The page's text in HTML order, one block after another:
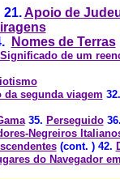
Apoio de
Nomes de Terras
Significado de um
da segunda viagem
35. Perseguido
Negreiros
(cont. ) 42.
do Navegador